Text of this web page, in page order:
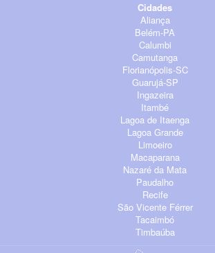
Cidades
Aliança
Belém-PA
Calumbi
Camutanga
Florianópolis-SC
Guarujá-SP
Ingazeira
Itambé
Lagoa de Itaenga
Lagoa Grande
Limoeiro
Macaparana
Nazaré da Mata
Paudalho
Recife
São Vicente Férrer
Tacaimbó
Timbaúba